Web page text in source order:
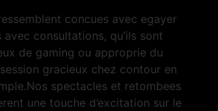
concues avec egayer
consultations, qu’ils sont
de gaming ou approprie du
gracieux chez contour en
spectacles et retombees
une touche d’excitation sur le